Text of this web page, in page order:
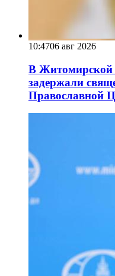
10:4706 авг 2026
В Житомирской
задержали
Православной